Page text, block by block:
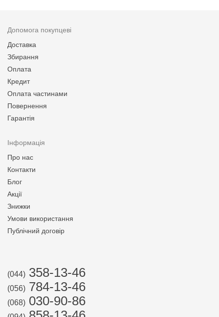
Допомога покупцеві
Доставка
Збирання
Оплата
Кредит
Оплата частинами
Повернення
Гарантія
Інформація
Про нас
Контакти
Блог
Акції
Знижки
Умови використання
Публічний договір
(044) 358-13-46
(056) 784-13-46
(068) 030-90-86